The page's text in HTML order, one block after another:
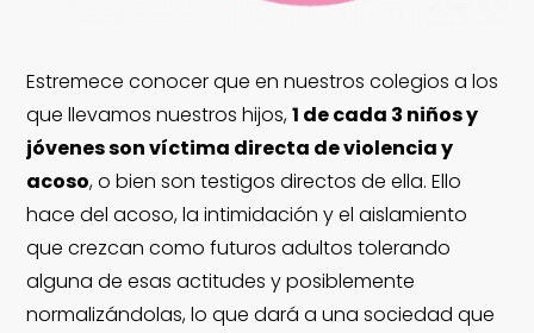
Estremece conocer que en nuestros colegios a los
que llevamos nuestros hijos,1 de cada 3 niños y
jóvenes son víctima directa de violencia y
acoso, o bien son testigos directos de ella. Ello
hace del acoso, la intimidación y el aislamiento
que crezcan como futuros adultos tolerando
alguna de esas actitudes y posiblemente
normalizándolas, lo que dará a una sociedad que